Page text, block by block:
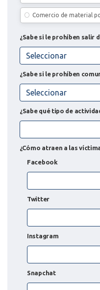
Comercio de material
¿Sabe si le prohíben salir
Seleccionar
¿Sabe si le prohíben
Seleccionar
¿Sabe qué tipo de
¿Cómo atraen a las
Facebook
Twitter
Instagram
Snapchat